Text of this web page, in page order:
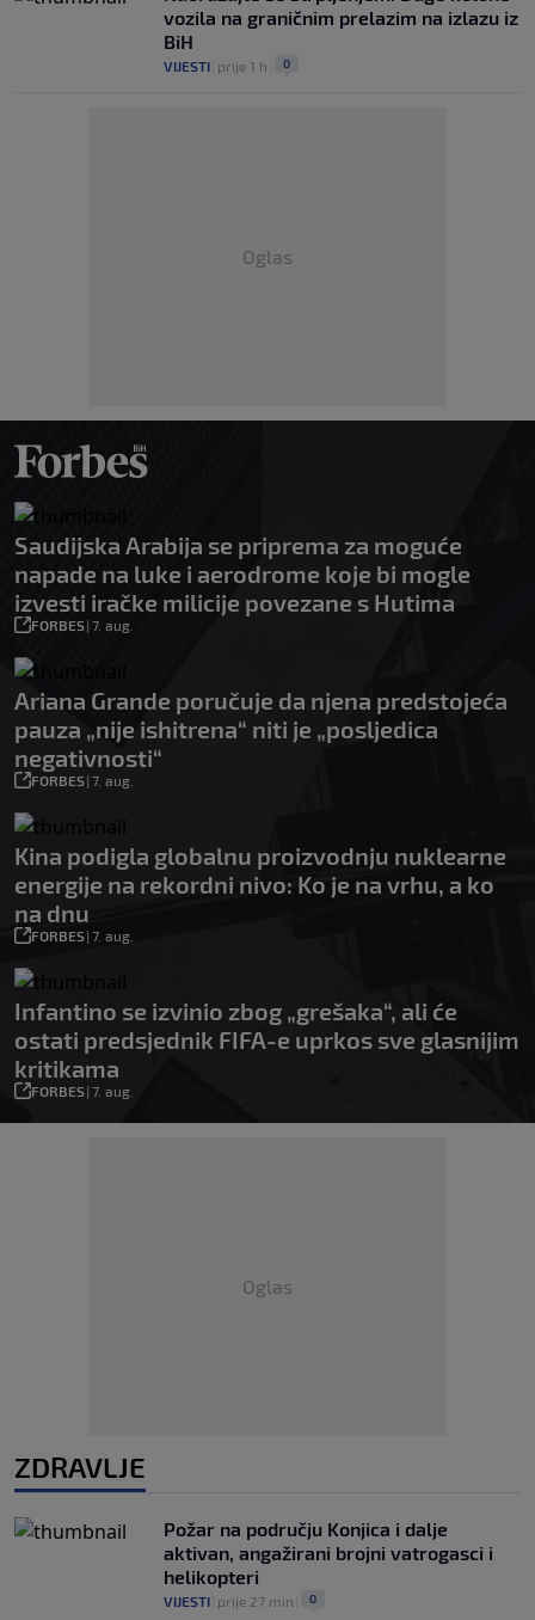
vozila na graničnim prelazim na izlazu iz
BiH
VIJESTI prije 1 h 0
Oglas
Saudijska Arabija se priprema za moguće
napade na luke i aerodrome koje bi mogle
izvesti iračke milicije povezane s Hutima
FORBES| 7. aug.
Ariana Grande poručuje da njena predstojeća
pauza „nije ishitrena“ niti je „posljedica
negativnosti“
FORBES| 7. aug.
Kina podigla globalnu proizvodnju nuklearne
energije na rekordni nivo: Ko je na vrhu, a ko
na dnu
FORBES| 7. aug.
Infantino se izvinio zbog „grešaka“, ali će
ostati predsjednik FIFA-e uprkos sve glasnijim
kritikama
FORBES| 7. aug.
Oglas
ZDRAVLJE
Požar na području Konjica i dalje
aktivan, angažirani brojni vatrogasci i
helikopteri
VIJESTI prije 27 min 0